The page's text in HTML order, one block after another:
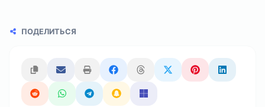
ПОДЕЛИТЬСЯ